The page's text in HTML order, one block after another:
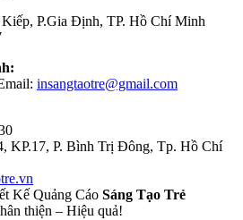
P.Gia Định, TP. Hồ Chí Minh
insangtaotre@gmail.com
KP.17, P. Bình Trị Đông, Tp. Hồ Chí
Kế Quảng Cáo Sáng Tạo Trẻ
thiện – Hiệu quả!